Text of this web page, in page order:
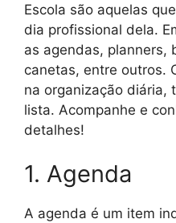
Escola são aquelas
dia profissional dela.
as agendas, planners,
canetas, entre outros.
na organização diária,
lista. Acompanhe e
detalhes!
1. Agenda
A agenda é um item